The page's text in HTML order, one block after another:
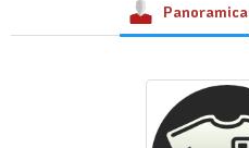
Panoramica